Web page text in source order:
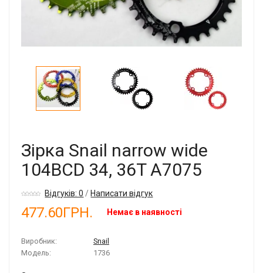
Зірка Snail narrow wide
104BCD 34, 36T A7075
Відгуків: 0 /Написати відгук
477.60ГРН. Немає в наявності
Виробник:
Snail
Модель:
1736